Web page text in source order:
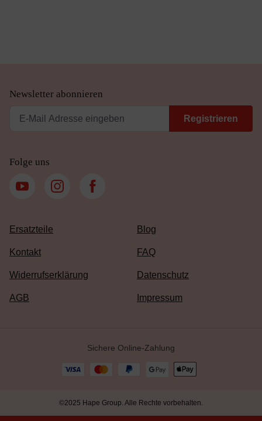
Newsletter abonnieren
Registrieren
Folge uns
Ersatzteile Blog
Kontakt FAQ
Widerrufserklärung Datenschutz
AGB Impressum
Sichere Online-Zahlung
©2025 Hape Group. Alle Rechte vorbehalten.